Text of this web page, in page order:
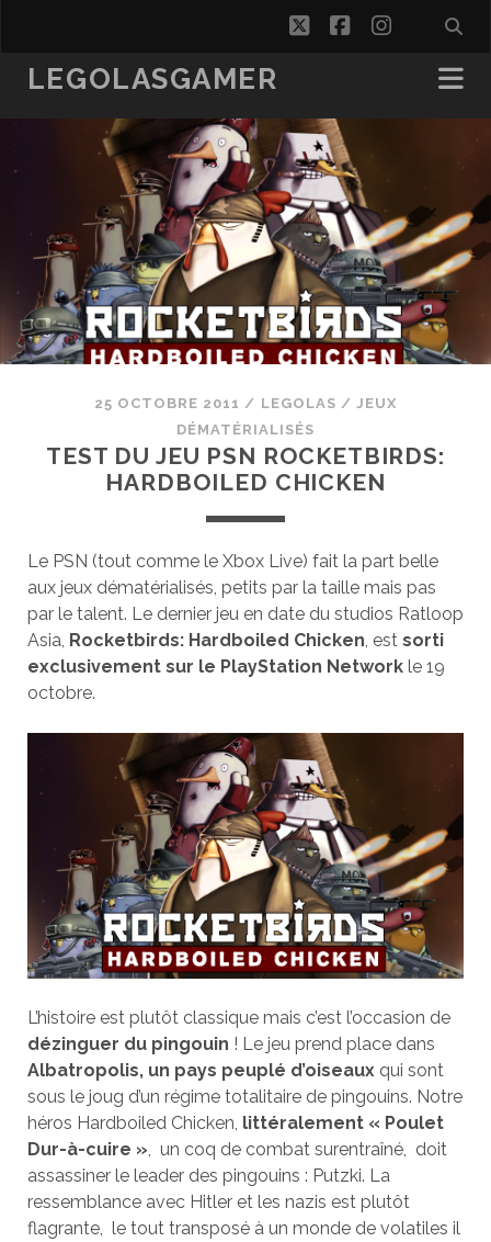
twitterfacebook
LEGOLASGAMER
25 OCTOBRE 2011 / LEGOLAS /JEUX
DÉMATÉRIALISÉS
TEST DU JEU PSN ROCKETBIRDS:
HARDBOILED CHICKEN
Le PSN (tout comme le Xbox Live) fait la part belle
aux jeux dématérialisés, petits par la taille mais pas
par le talent. Le dernier jeu en date du studios Ratloop
Asia, Rocketbirds: Hardboiled Chicken, estsorti
exclusivement sur le PlayStation Networkle 19
octobre.
L’histoire est plutôt classique mais c’est l’occasion de
dézinguer du pingouin ! Le jeu prend place dans
Albatropolis, un pays peuplé d’oiseauxqui sont
sous le joug d’un régime totalitaire de pingouins. Notre
héros Hardboiled Chicken, littéralement « Poulet
Dur-à-cuire », un coq de combat surentraîné, doit
assassiner le leader des pingouins : Putzki. La
ressemblance avec Hitler et les nazis est plutôt
flagrante, le tout transposé à un monde de volatiles il